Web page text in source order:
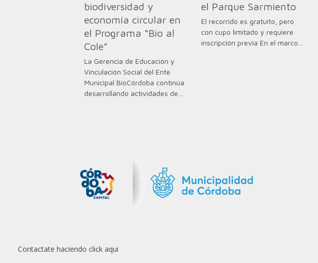
biodiversidad y
economía circular en
el Programa “Bio al
Cole”
La Gerencia de Educación y
Vinculación Social del Ente
Municipal BioCórdoba continúa
desarrollando actividades de…
el Parque Sarmiento
El recorrido es gratuito, pero
con cupo limitado y requiere
inscripción previa En el marco…
Contactate haciendo click aqui